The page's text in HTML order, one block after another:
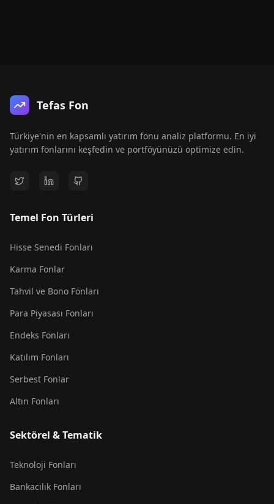
Tefas Fon
Türkiye'nin en kapsamlı yatırım fonu analiz platformu. En iyi
yatırım fonlarını keşfedin ve portföyünüzü optimize edin.
Temel Fon Türleri
Hisse Senedi Fonları
Karma Fonlar
Tahvil ve Bono Fonları
Para Piyasası Fonları
Endeks Fonları
Katılım Fonları
Serbest Fonlar
Altın Fonları
Sektörel & Tematik
Teknoloji Fonları
Bankacılık Fonları